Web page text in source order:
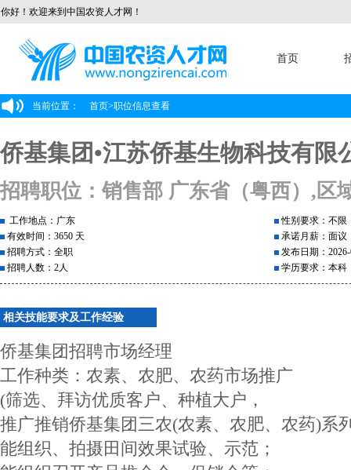
你好！欢迎来到中国农资人才网！
首页
当前位置： 首页>职位信息查看
侨基集团•江苏侨基生物科技有限
招聘职位：销售部 广东省（粤西）,区
工作地点：广东
有效时间：3650 天
招聘方式：全职
招聘人数：2人
性别要求：不限
承诺月薪：面议
发布日期：
学历要求：本科
相关技能要求及工作经验
侨基集团招聘市场经理
工作种类：农素、农肥、农药市场推广
(筛选、拜访优质客户、种植大户，
推广推销侨基集团三农(农素、农肥、农药)系
能组织、拍摄田间效果试验、示范；